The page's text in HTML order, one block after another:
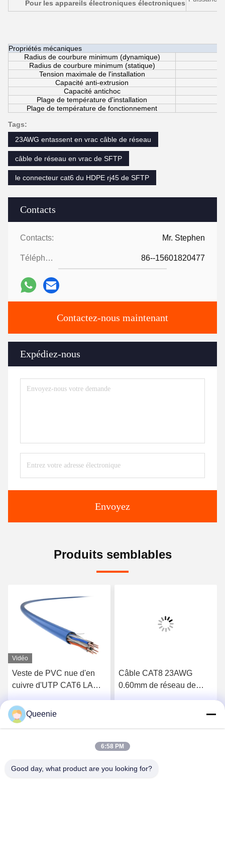
Contacts
Contacts: Mr. Stephen
Téléphone: 86--15601820477
Contactez-nous maintenant
Expédiez-nous
Envoyez
Pour les appareils électroniques électroniques
Propriétés mécaniques
Radius de courbure minimum (dynamique)
Radius de courbure minimum (statique)
Tension maximale de l'installation
Capacité anti-extrusion
Capacité antichoc
Plage de température d'installation
Plage de température de fonctionnement
Tags:
23AWG entassent en vrac câble de réseau
câble de réseau en vrac de SFTP
le connecteur cat6 du HDPE rj45 de SFTP
Produits semblables
Vidéo
Veste de PVC nue d'en
cuivre d'UTP CAT6 LAN
23AWG
Obtenez le meilleur prix
Câble CAT8 23AWG
0.60mm de réseau de
Queenie
6:58 PM
Good day, what product are you looking for?